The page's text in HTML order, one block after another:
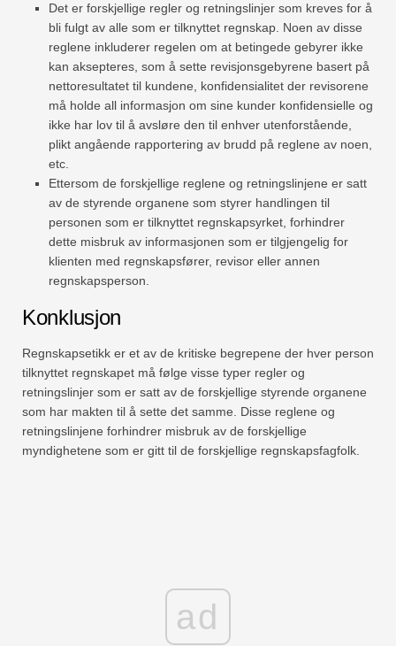
Det er forskjellige regler og retningslinjer som kreves for å
bli fulgt av alle som er tilknyttet regnskap. Noen av disse
reglene inkluderer regelen om at betingede gebyrer ikke
kan aksepteres, som å sette revisjonsgebyrene basert på
nettoresultatet til kundene, konfidensialitet der revisorene
må holde all informasjon om sine kunder konfidensielle og
ikke har lov til å avsløre den til enhver utenforstående,
plikt angående rapportering av brudd på reglene av noen,
etc.
Ettersom de forskjellige reglene og retningslinjene er satt
av de styrende organene som styrer handlingen til
personen som er tilknyttet regnskapsyrket, forhindrer
dette misbruk av informasjonen som er tilgjengelig for
klienten med regnskapsfører, revisor eller annen
regnskapsperson.
Konklusjon
Regnskapsetikk er et av de kritiske begrepene der hver person
tilknyttet regnskapet må følge visse typer regler og
retningslinjer som er satt av de forskjellige styrende organene
som har makten til å sette det samme. Disse reglene og
retningslinjene forhindrer misbruk av de forskjellige
myndighetene som er gitt til de forskjellige regnskapsfagfolk.
ad